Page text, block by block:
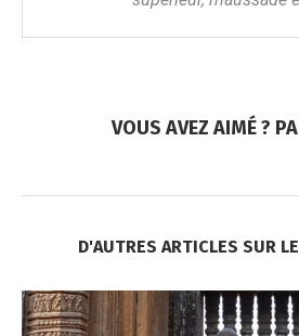
VOUS AVEZ AIMÉ ?
D'AUTRES ARTICLES SUR